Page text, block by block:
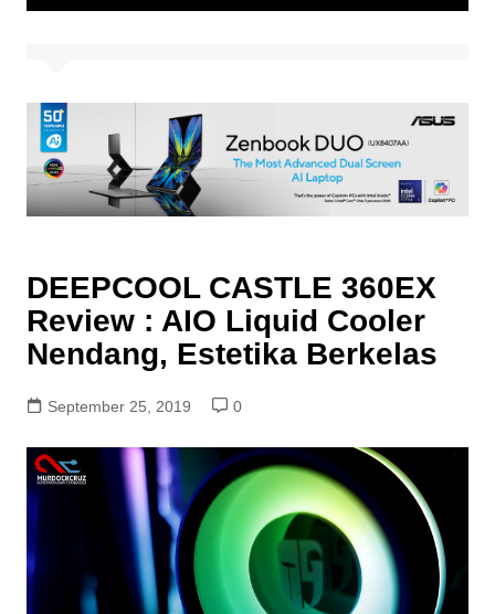
DEEPCOOL CASTLE 360EX
Review : AIO Liquid Cooler
Nendang, Estetika Berkelas
September 25, 2019 0